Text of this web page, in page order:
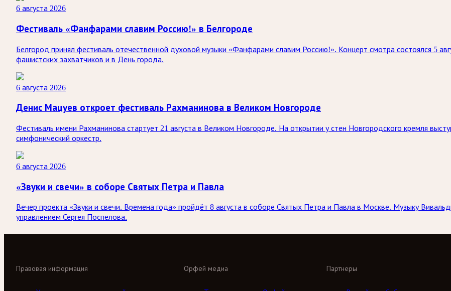
6 августа 2026
Фестиваль «Фанфарами славим Россию!» в Белгороде
Белгород принял фестиваль отечественной духовой музыки «Фанфарами славим Россию!». Концерт смотра состоялся 5
фашистских захватчиков и в День города.
6 августа 2026
Денис Мацуев откроет фестиваль Рахманинова в Великом Новгороде
Фестиваль имени Рахманинова стартует 21 августа в Великом Новгороде. На открытии у стен Новгородского кремля
симфонический оркестр.
6 августа 2026
«Звуки и свечи» в соборе Святых Петра и Павла
Вечер проекта «Звуки и свечи. Времена года» пройдёт 8 августа в соборе Святых Петра и Павла в Москве. Музыку
управлением Сергея Поспелова.
Орфей медиа Партнеры
Правовая информация